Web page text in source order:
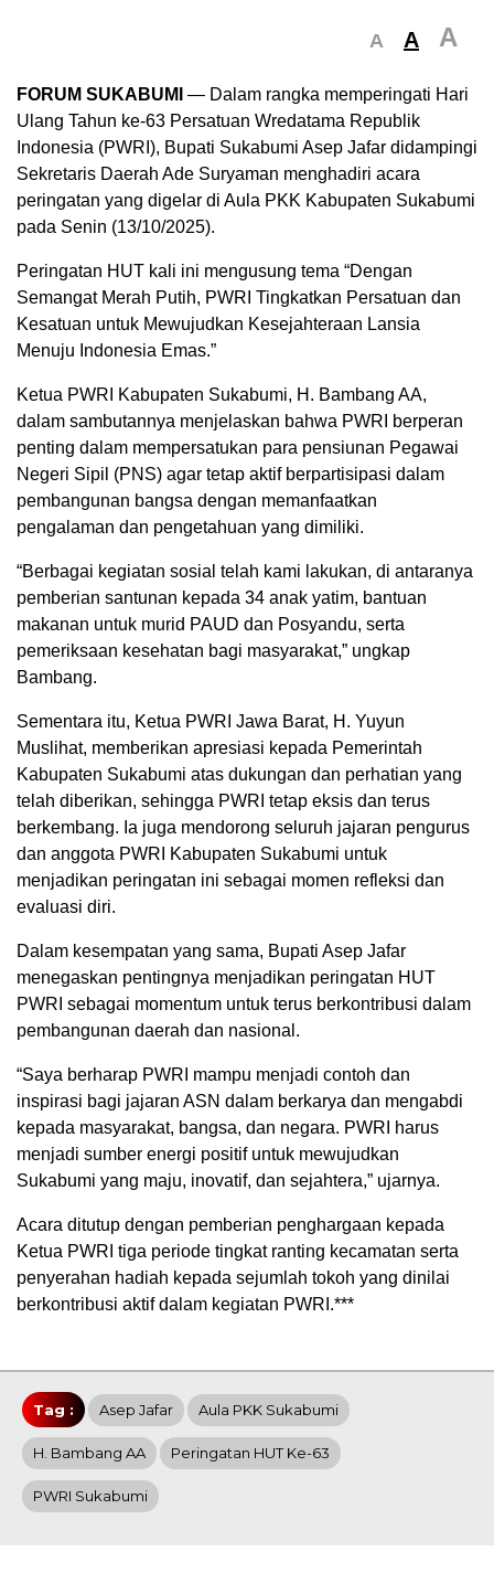
A A A
FORUM SUKABUMI — Dalam rangka memperingati Hari
Ulang Tahun ke-63 Persatuan Wredatama Republik
Indonesia (PWRI), Bupati Sukabumi Asep Jafar didampingi
Sekretaris Daerah Ade Suryaman menghadiri acara
peringatan yang digelar di Aula PKK Kabupaten Sukabumi
pada Senin (13/10/2025).
Peringatan HUT kali ini mengusung tema “Dengan
Semangat Merah Putih, PWRI Tingkatkan Persatuan dan
Kesatuan untuk Mewujudkan Kesejahteraan Lansia
Menuju Indonesia Emas.”
Ketua PWRI Kabupaten Sukabumi, H. Bambang AA,
dalam sambutannya menjelaskan bahwa PWRI berperan
penting dalam mempersatukan para pensiunan Pegawai
Negeri Sipil (PNS) agar tetap aktif berpartisipasi dalam
pembangunan bangsa dengan memanfaatkan
pengalaman dan pengetahuan yang dimiliki.
“Berbagai kegiatan sosial telah kami lakukan, di antaranya
pemberian santunan kepada 34 anak yatim, bantuan
makanan untuk murid PAUD dan Posyandu, serta
pemeriksaan kesehatan bagi masyarakat,” ungkap
Bambang.
Sementara itu, Ketua PWRI Jawa Barat, H. Yuyun
Muslihat, memberikan apresiasi kepada Pemerintah
Kabupaten Sukabumi atas dukungan dan perhatian yang
telah diberikan, sehingga PWRI tetap eksis dan terus
berkembang. Ia juga mendorong seluruh jajaran pengurus
dan anggota PWRI Kabupaten Sukabumi untuk
menjadikan peringatan ini sebagai momen refleksi dan
evaluasi diri.
Dalam kesempatan yang sama, Bupati Asep Jafar
menegaskan pentingnya menjadikan peringatan HUT
PWRI sebagai momentum untuk terus berkontribusi dalam
pembangunan daerah dan nasional.
“Saya berharap PWRI mampu menjadi contoh dan
inspirasi bagi jajaran ASN dalam berkarya dan mengabdi
kepada masyarakat, bangsa, dan negara. PWRI harus
menjadi sumber energi positif untuk mewujudkan
Sukabumi yang maju, inovatif, dan sejahtera,” ujarnya.
Acara ditutup dengan pemberian penghargaan kepada
Ketua PWRI tiga periode tingkat ranting kecamatan serta
penyerahan hadiah kepada sejumlah tokoh yang dinilai
berkontribusi aktif dalam kegiatan PWRI.***
Tag : Asep Jafar Aula PKK Sukabumi
H. Bambang AA Peringatan HUT Ke-63
PWRI Sukabumi